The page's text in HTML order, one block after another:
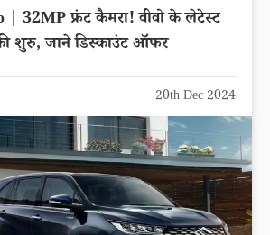
32MP फ्रंट कैमरा! वीवो के लेटेस्ट
शुरु, जाने डिस्काउंट ऑफर
20th Dec 2024